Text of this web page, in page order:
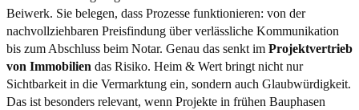
Beiwerk. Sie belegen, dass Prozesse funktionieren: von der
nachvollziehbaren Preisfindung über verlässliche Kommunikation
bis zum Abschluss beim Notar. Genau das senkt im Projektvertrieb
von Immobilien das Risiko. Heim & Wert bringt nicht nur
Sichtbarkeit in die Vermarktung ein, sondern auch Glaubwürdigkeit.
Das ist besonders relevant, wenn Projekte in frühen Bauphasen